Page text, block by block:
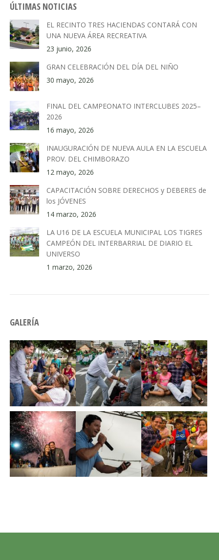
ÚLTIMAS NOTICIAS
EL RECINTO TRES HACIENDAS CONTARÁ CON
UNA NUEVA ÁREA RECREATIVA
23 junio, 2026
GRAN CELEBRACIÓN DEL DÍA DEL NIÑO
30 mayo, 2026
FINAL DEL CAMPEONATO INTERCLUBES 2025–
2026
16 mayo, 2026
INAUGURACIÓN DE NUEVA AULA EN LA ESCUELA
PROV. DEL CHIMBORAZO
12 mayo, 2026
CAPACITACIÓN SOBRE DERECHOS y DEBERES de
los JÓVENES
14 marzo, 2026
LA U16 DE LA ESCUELA MUNICIPAL LOS TIGRES
CAMPEÓN DEL INTERBARRIAL DE DIARIO EL
UNIVERSO
1 marzo, 2026
GALERÍA